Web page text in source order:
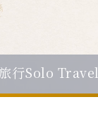
行Solo Travel